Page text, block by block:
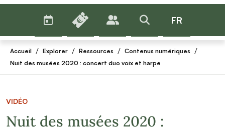
BILLETTERIE
PUBLICS >RECHERCHER
FR
Accueil / Explorer / Ressources / Contenus numériques /
Nuit des musées 2020 : concert duo voix et harpe
VIDÉO
Nuit des musées 2020 :